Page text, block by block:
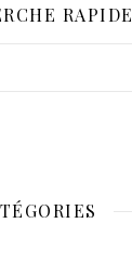
RAPIDE